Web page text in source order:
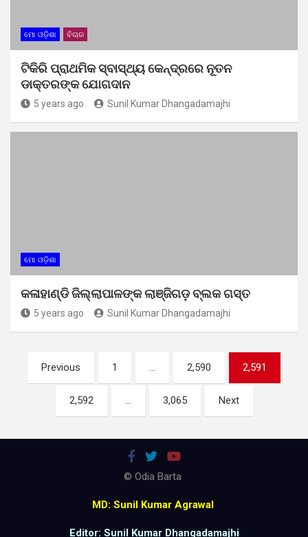
ମୋ ଓଡ଼ିଶା ବିଚାର
ଟିକିରି ପ୍ରାଥମିକ ସ୍ବାସ୍ଥ୍ୟ କେନ୍ଦ୍ରରେ ନୂତନ
ଡାକ୍ତରଙ୍କ ଯୋଗଦାନ
5 years ago Sunil Kumar Dhangadamajhi
ମୋ ଓଡ଼ିଶା
କଳାହାଣ୍ଡି ଜିଲ୍ଲାପାଳଙ୍କ ଲାଞ୍ଜିଗଡ଼ ବ୍ଲକ ଗସ୍ତ
5 years ago Sunil Kumar Dhangadamajhi
Posts
pagination
Previous 1 … 2,590 2,591
2,592 … 3,065 Next
© Odia Barta
MD: Sunil Kumar Agrawal
Editor: Sunil Kumar Dhangadamajhi